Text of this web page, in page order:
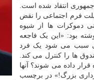
انتقاد شده است.
پلت فرم اجتماعی را نقض
دموکرات ها از شیوه
بود: «این یک فاجعه
سبب می شود یک فرد
ها را کنترل می کند.
قرار داده می شوند؟ آنها
بزرگ!» در برچسب